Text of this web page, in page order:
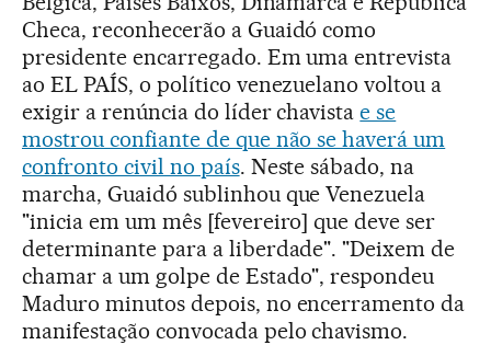
Checa, reconhecerão a Guaidó como
presidente encarregado. Em uma entrevista
ao EL PAÍS, o político venezuelano voltou a
exigir a renúncia do líder chavistae se
mostrou confiante de que não se haverá um
confronto civil no país. Neste sábado, na
marcha, Guaidó sublinhou que Venezuela
"inicia em um mês [fevereiro] que deve ser
determinante para a liberdade". "Deixem de
chamar a um golpe de Estado", respondeu
Maduro minutos depois, no encerramento da
manifestação convocada pelo chavismo.